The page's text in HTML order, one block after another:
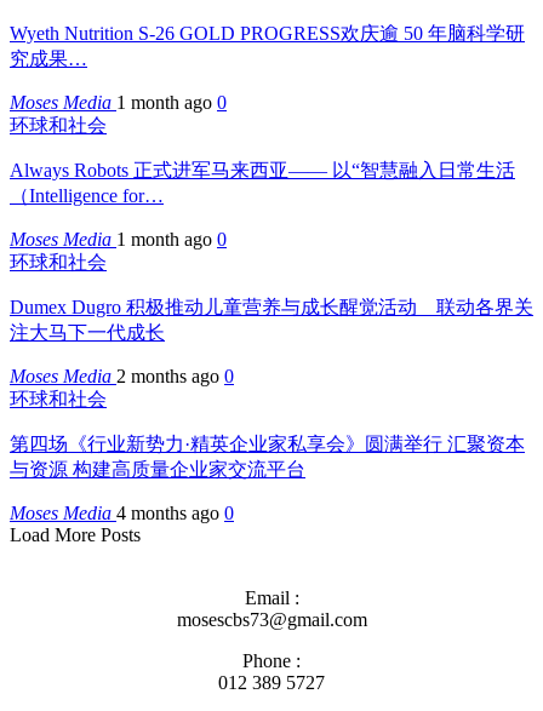
Wyeth Nutrition S-26 GOLD PROGRESS欢庆逾 50 年脑科学研
究成果…
Moses Media 1 month ago 0
环球和社会
Always Robots 正式进军马来西亚—— 以“智慧融入日常生活
（Intelligence for…
Moses Media 1 month ago 0
环球和社会
Dumex Dugro 积极推动儿童营养与成长醒觉活动 联动各界关
注大马下一代成长
Moses Media 2 months ago 0
环球和社会
第四场《行业新势力·精英企业家私享会》圆满举行 汇聚资本
与资源 构建高质量企业家交流平台
Moses Media 4 months ago 0
Load More Posts
Email :
mosescbs73@gmail.com
Phone :
012 389 5727